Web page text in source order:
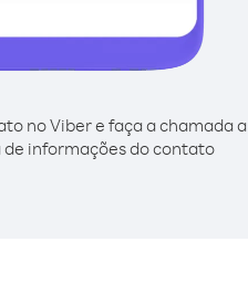
no Viber e faça a chamada a
informações do contato